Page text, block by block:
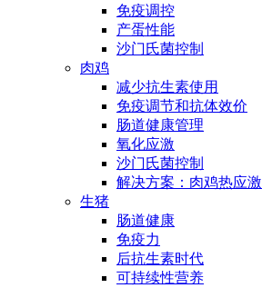
免疫调控
产蛋性能
沙门氏菌控制
肉鸡
减少抗生素使用
免疫调节和抗体效价
肠道健康管理
氧化应激
沙门氏菌控制
解决方案：肉鸡热应激
生猪
肠道健康
免疫力
后抗生素时代
可持续性营养